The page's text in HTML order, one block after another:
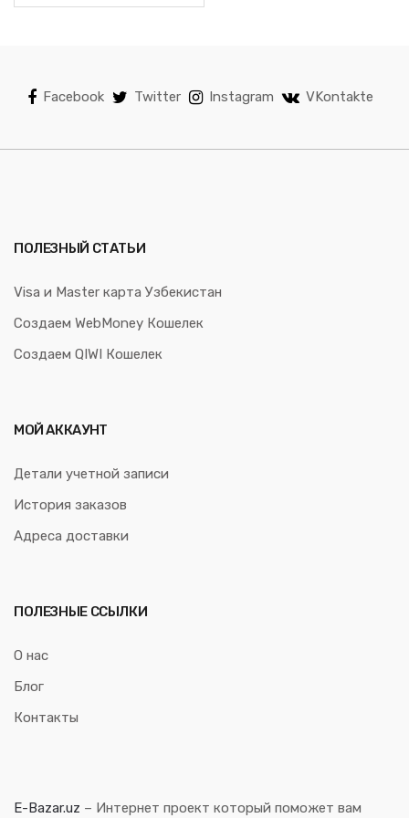
Facebook Twitter Instagram VKontakte
ПОЛЕЗНЫЙ СТАТЬИ
Visa и Master карта Узбекистан
Создаем WebMoney Кошелек
Создаем QIWI Кошелек
МОЙ АККАУНТ
Детали учетной записи
История заказов
Адреса доставки
ПОЛЕЗНЫЕ ССЫЛКИ
О нас
Блог
Контакты
E-Bazar.uz – Интернет проект который поможет вам